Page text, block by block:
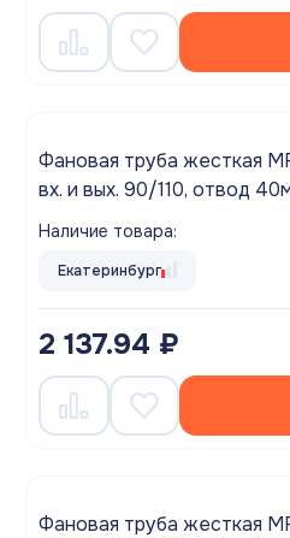
Фановая труба жесткая
вх. и вых. 90/110, отвод
Наличие товара:
Екатеринбург
2 137.94 ₽
Фановая труба жесткая